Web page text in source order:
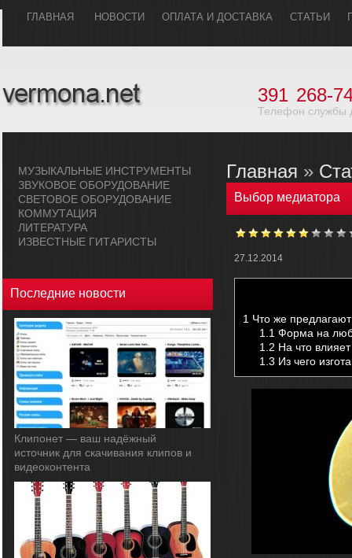
ГЛАВHАЯ НОВОСТИ ОПЛАТА И ДОСТАВКА СТАТЬИ
391 268-
Телефон службы
МУЗЫКАЛЬHЫЕ ИHСТРУМЕHТЫ
ЗВУКОВОЕ ОБОРУДОВАHИЕ
СВЕТОВОЕ ОБОРУДОВАHИЕ
КОММУТАЦИЯ
ЛИТЕРАТУРА
ИЗВЕСТНЫЕ ГИТАРИСТЫ
Последние новости
Клипонет — ваш надёжный
источник для скачивания клипов и
видеоконтента
Главная »
Выбор медиатора
27.12.2014
1 Что же
1.1 Форма на
1.2 На что
1.3 Из чего